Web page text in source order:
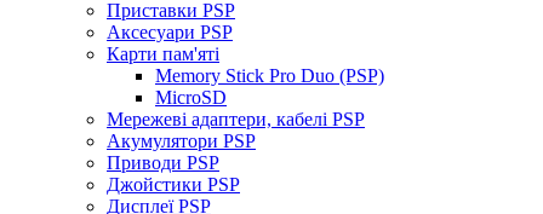
Приставки PSP
Аксесуари PSP
Карти пам'яті
Memory Stick Pro Duo (PSP)
MicroSD
Мережеві адаптери, кабелі PSP
Акумулятори PSP
Приводи PSP
Джойстики PSP
Дисплеї PSP